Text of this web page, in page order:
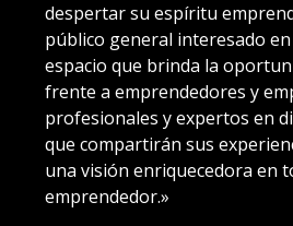
despertar su espíritu
público general interesado en
espacio que brinda la
frente a emprendedores y
profesionales y expertos en
que compartirán sus
una visión enriquecedora en
emprendedor.»